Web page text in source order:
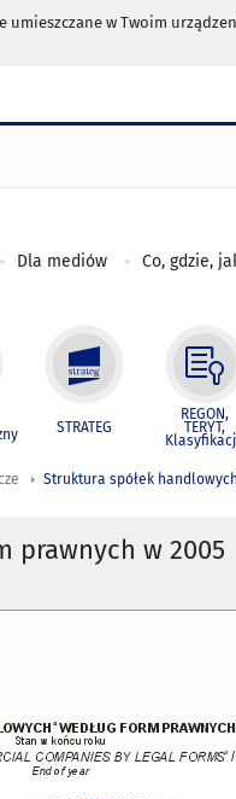
w Twoim
Dla mediów Co, gdzie,
STRATEG
REGON,
TERYT,
Struktura spółek
prawnych w 2005